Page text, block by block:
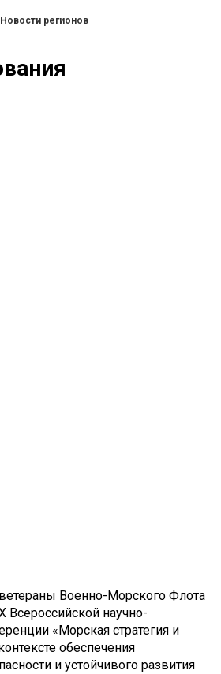
Новости регионов
Военно-Морского Флота
Всероссийской научно-
«Морская стратегия и
обеспечения
и устойчивого развития